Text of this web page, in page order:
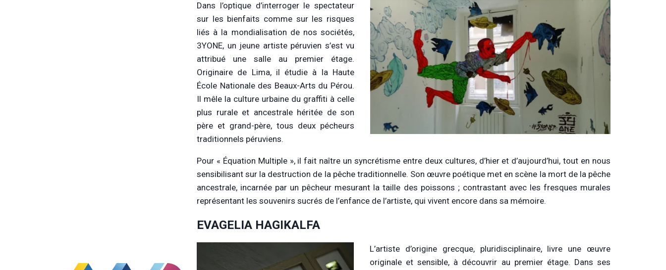
Dans l’optique d’interroger le spectateur
sur les bienfaits comme sur les risques
liés à la mondialisation de nos sociétés,
3YONE, un jeune artiste péruvien s’est vu
attribué une salle au premier étage.
Originaire de Lima, il étudie à la Haute
École Nationale des Beaux-Arts du Pérou.
Il mêle la culture urbaine du graffiti à celle
plus rurale et ancestrale héritée de son
père et grand-père, tous deux pécheurs
traditionnels péruviens.
Pour « Équation Multiple », il fait naître un syncrétisme entre deux cultures, d’hier et d’aujourd’hui, tout en nous
sensibilisant sur la destruction de la pêche traditionnelle. Son œuvre poétique met en scène la mort de la pêche
ancestrale, incarnée par un pêcheur mesurant la taille des poissons ; contrastant avec les fresques murales
représentant les souvenirs sucrés de l’enfance de l’artiste, qui vivent encore dans sa mémoire.
EVAGELIA HAGIKALFA
L’artiste d’origine grecque, pluridisciplinaire, livre une œuvre
originale et sensible, à découvrir au premier étage. Dans ses